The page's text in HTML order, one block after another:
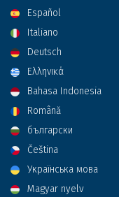
Español
Italiano
Deutsch
Ελληνικά
Bahasa Indonesia
Română
български
Čeština
Українська мова
Magyar nyelv